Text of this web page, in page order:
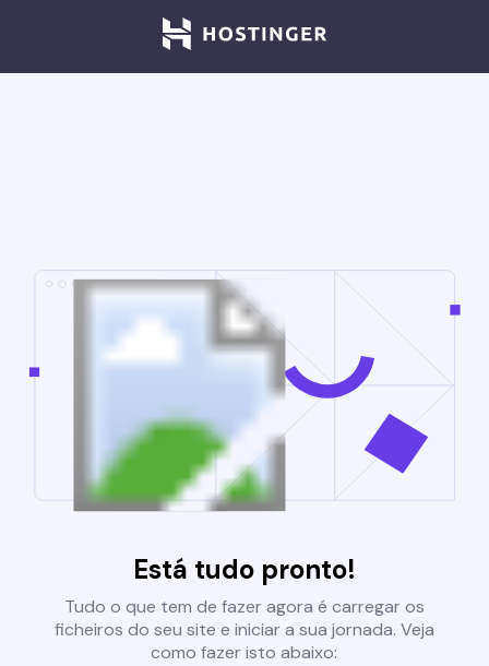
Está tudo pronto!
Tudo o que tem de fazer agora é carregar os
ficheiros do seu site e iniciar a sua jornada. Veja
como fazer isto abaixo: